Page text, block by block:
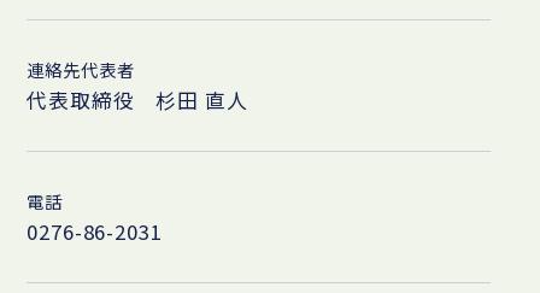
連絡先代表者
代表取締役 杉田 直人
電話
0276-86-2031